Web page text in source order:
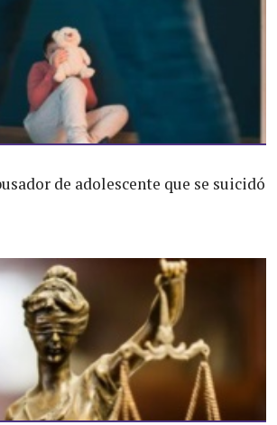
de adolescente que se suicidó